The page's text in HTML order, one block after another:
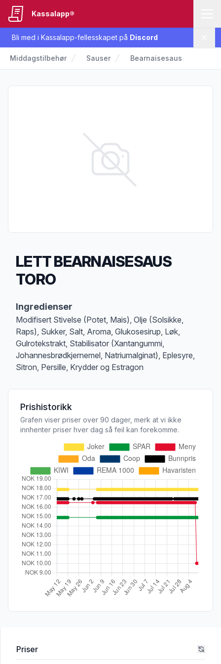
Bli med i Kassalapp-fellesskapet på Discord
Kassalapp®
Middagstilbehør Sauser Bearnaisesaus
LETT BEARNAISESAUS
TORO
Ingredienser
Modifisert Stivelse (Potet, Mais), Olje (Solsikke,
Raps), Sukker, Salt, Aroma, Glukosesirup, Løk,
Gulrotekstrakt, Stabilisator (Xantangummi,
Johannesbrødkjernemel, Natriumalginat), Eplesyre,
Sitron, Persille, Krydder og Estragon
Prishistorikk
Grafen viser priser over 90 dager, merk at vi ikke
innhenter priser hver dag så feil kan forekomme.
Priser